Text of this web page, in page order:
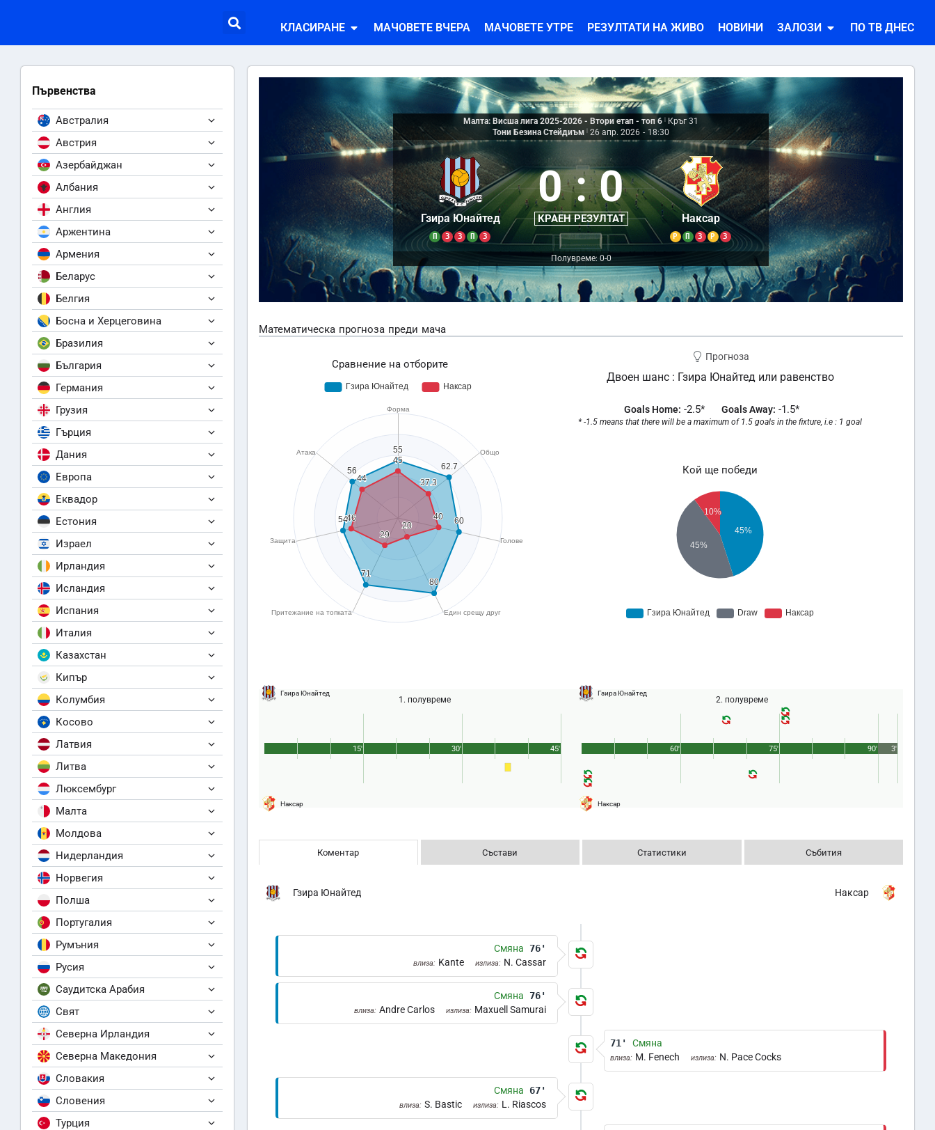
КЛАСИРАНЕ МАЧОВЕТЕ ВЧЕРА МАЧОВЕТЕ УТРЕ РЕЗУЛТАТИ НА ЖИВО НОВИНИ ЗАЛОЗИ ПО ТВ ДНЕС
Първенства
Австралия
Австрия
Азербайджан
Албания
Англия
Аржентина
Армения
Беларус
Белгия
Босна и Херцеговина
Бразилия
България
Германия
Грузия
Гърция
Дания
Европа
Еквадор
Естония
Израел
Ирландия
Исландия
Испания
Италия
Казахстан
Кипър
Колумбия
Косово
Латвия
Литва
Люксембург
Малта
Молдова
Нидерландия
Норвегия
Полша
Португалия
Румъния
Русия
Саудитска Арабия
Свят
Северна Ирландия
Северна Македония
Словакия
Словения
Турция
Малта: Висша лига 2025-2026 - Втори етап - топ 6
Кръг 31
Тони Безина Стейдиъм 26 апр. 2026 - 18:30
Гзира Юнайтед
П З З П З
0 : 0
КРАЕН РЕЗУЛТАТ Наксар
Р П З Р З
Полувреме: 0-0
Математическа прогноза преди мача
Сравнение на отборите
Прогноза
Двоен шанс : Гзира Юнайтед или равенство
Goals Home: -2.5* Goals Away: -1.5*
* -1.5 means that there will be a maximum of 1.5 goals in the fixture, i.e : 1 goal
Кой ще победи
Гзира Юнайтед
1. полувреме
Наксар
45'
15' 30'
Гзира Юнайтед
2. полувреме
Наксар
90'
60' 75' 3'
Коментар Състави Статистики Събития
Гзира Юнайтед Наксар
Смяна 76'
влиза: Kante излиза: N. Cassar
Смяна 76'
влиза: Andre Carlos излиза: Maxuell Samurai
71' Смяна
влиза: M. Fenech излиза: N. Pace Cocks
Смяна 67'
влиза: S. Bastic излиза: L. Riascos